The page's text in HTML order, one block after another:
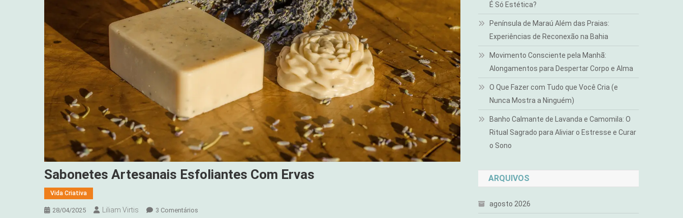
Sabonetes Artesanais Esfoliantes Com Ervas
Vida Criativa
28/04/2025 Liliam Virtis 3 Comentários
É Só Estética?
Península de Maraú Além das Praias:
Experiências de Reconexão na Bahia
Movimento Consciente pela Manhã:
Alongamentos para Despertar Corpo e Alma
O Que Fazer com Tudo que Você Cria (e
Nunca Mostra a Ninguém)
Banho Calmante de Lavanda e Camomila: O
Ritual Sagrado para Aliviar o Estresse e Curar
o Sono
ARQUIVOS
agosto 2026